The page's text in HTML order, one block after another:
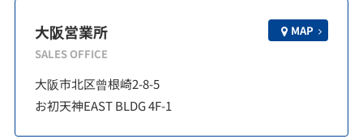
大阪営業所
SALES OFFICE
MAP
大阪市北区曾根崎2-8-5
お初天神EAST BLDG 4F-1